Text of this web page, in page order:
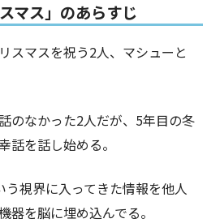
マス」のあらすじ
スマスを祝う2人、マシューと
のなかった2人だが、5年目の冬
話を話し始める。
う視界に入ってきた情報を他人
器を脳に埋め込んでる。